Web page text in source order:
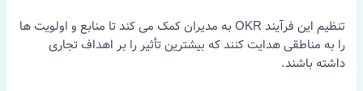
تنظیم این فرآیند OKR به مدیران کمک می کند تا منابع و اولویت ها
را به مناطقی هدایت کنند که بیشترین تأثیر را بر اهداف تجاری
داشته باشند.